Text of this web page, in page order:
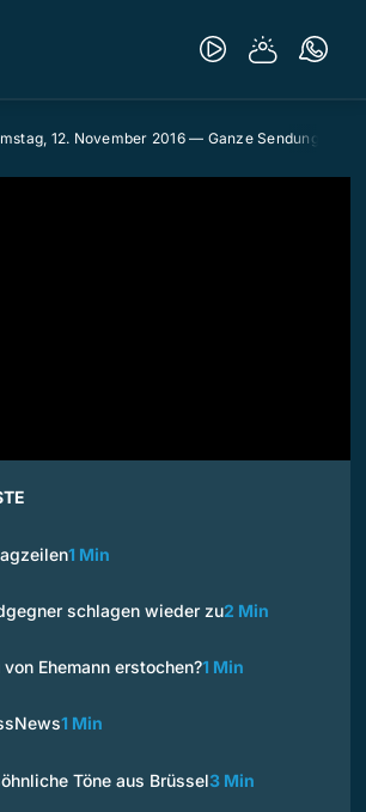
12. November 2016 — Ganze Sendung
1 Min
schlagen wieder zu2 Min
von Ehemann erstochen?1 Min
1 Min
Töne aus Brüssel3 Min